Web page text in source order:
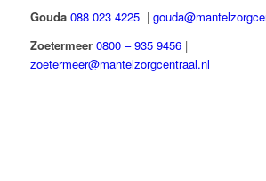
Gouda 088 023 4225|
Zoetermeer 0800 – 935 9456|
zoetermeer@mantelzorgcentraal.nl